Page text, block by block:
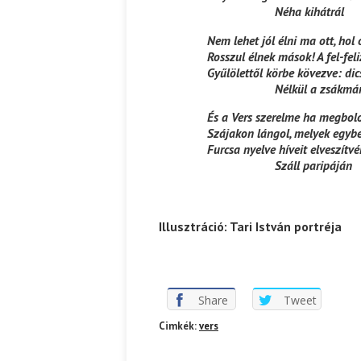
Néha kihátrál
Nem lehet jól élni ma ott, hol
Rosszul élnek mások! A fel-
Gyűlölettől körbe kövezve:
Nélkül a
És a Vers szerelme ha
Szájakon lángol, melyek
Furcsa nyelve híveit
Száll paripáján
Illusztráció: Tari István portréja
Share Tweet
Cimkék:vers
Káplán Géza: Erotikai